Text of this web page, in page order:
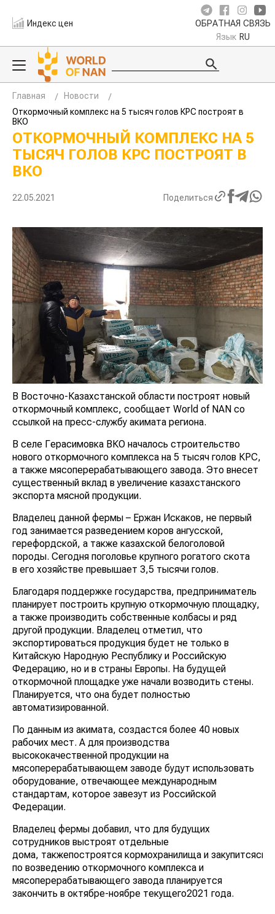
Индекс цен ОБРАТНАЯ СВЯЗЬ
Язык RU
Главная
Новости
Откормочный комплекс на 5 тысяч голов КРС построят в
ВКО
ОТКОРМОЧНЫЙ КОМПЛЕКС НА 5
ТЫСЯЧ ГОЛОВ КРС ПОСТРОЯТ В
ВКО
22.05.2021 Поделиться
В Восточно-Казахстанской области построят новый
откормочный комплекс, сообщает World of NAN со
ссылкой на пресс-службу акимата региона.
В селе Герасимовка ВКО началось строительство
нового откормочного комплекса на 5 тысяч голов КРС,
а также мясоперерабатывающего завода. Это внесет
существенный вклад в увеличение казахстанского
экспорта мясной продукции.
Владелец данной фермы – Ержан Искаков, не первый
год занимается разведением коров ангусской,
герефордской, а также казахской белоголовой
породы. Сегодня поголовье крупного рогатого скота
в его хозяйстве превышает 3,5 тысячи голов.
Благодаря поддержке государства, предприниматель
планирует построить крупную откормочную площадку,
а также производить собственные колбасы и ряд
другой продукции. Владелец отметил, что
экспортироваться продукция будет не только в
Китайскую Народную Республику и Российскую
Федерацию, но и в страны Европы. На будущей
откормочной площадке уже начали возводить стены.
Планируется, что она будет полностью
автоматизированной.
По данным из акимата, создастся более 40 новых
рабочих мест. А для производства
высококачественной продукции на
мясоперерабатывающем заводе будут использовать
оборудование, отвечающее международным
стандартам, которое завезут из Российской
Федерации.
Владелец фермы добавил, что для будущих
сотрудников выстроят отдельные
дома, такжепостроятся кормохранилища и
по возведению откормочного комплекса и
мясоперерабатывающего завода планируется
закончить в октябре-ноябре текущего2021 года.